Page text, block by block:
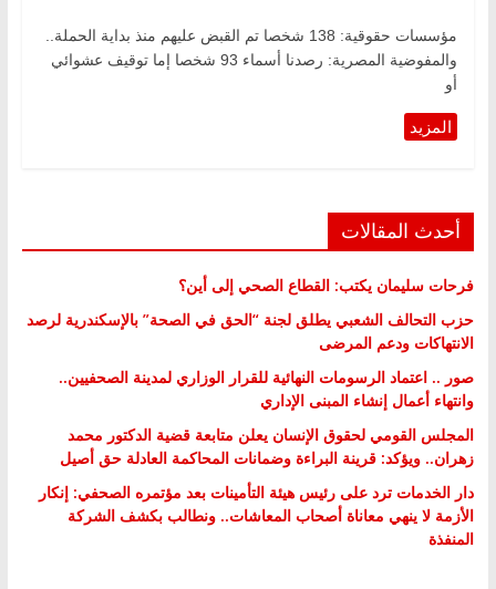
مؤسسات حقوقية: 138 شخصا تم القبض عليهم منذ بداية الحملة..
والمفوضية المصرية: رصدنا أسماء 93 شخصا إما توقيف عشوائي
أو
أحدث المقالات
فرحات سليمان يكتب: القطاع الصحي إلى أين؟
حزب التحالف الشعبي يطلق لجنة “الحق في الصحة” بالإسكندرية لرصد
الانتهاكات ودعم المرضى
صور .. اعتماد الرسومات النهائية للقرار الوزاري لمدينة الصحفيين..
وانتهاء أعمال إنشاء المبنى الإداري
المجلس القومي لحقوق الإنسان يعلن متابعة قضية الدكتور محمد
زهران.. ويؤكد: قرينة البراءة وضمانات المحاكمة العادلة حق أصيل
دار الخدمات ترد على رئيس هيئة التأمينات بعد مؤتمره الصحفي: إنكار
الأزمة لا ينهي معاناة أصحاب المعاشات.. ونطالب بكشف الشركة
المنفذة